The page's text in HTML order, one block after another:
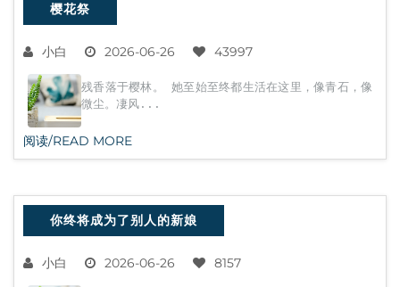
樱花祭
小白 2026-06-26 43997
残香落于樱林。 她至始至终都生活在这里，像青石，像
微尘。凄风...
阅读/READ MORE
你终将成为了别人的新娘
小白 2026-06-26 8157